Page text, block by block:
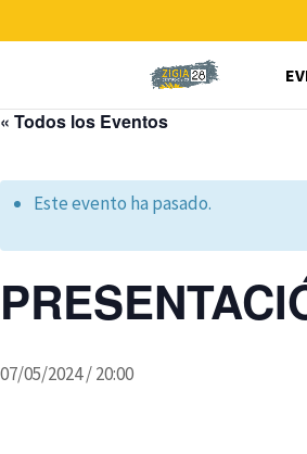
« Todos los Eventos
Este evento ha pasado.
07/05/2024 / 20:00